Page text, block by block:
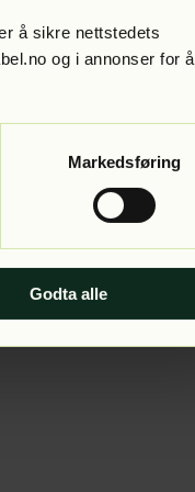
å sikre nettstedets
og i annonser for å
Markedsføring
Godta alle